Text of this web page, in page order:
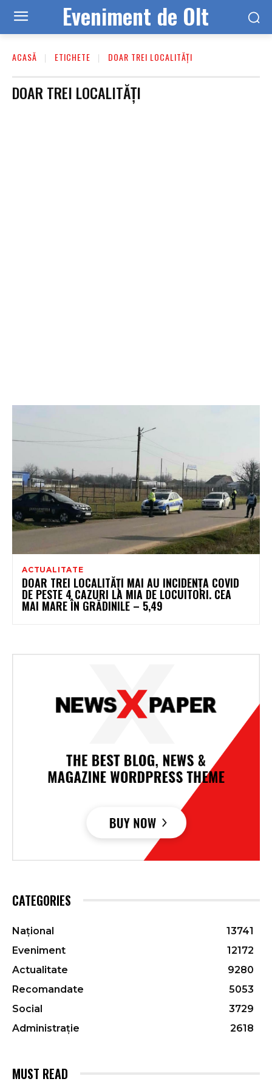
Eveniment de Olt
ACASĂ ETICHETE DOAR TREI LOCALITĂŢI
DOAR TREI LOCALITĂŢI
ACTUALITATE
DOAR TREI LOCALITĂŢI MAI AU INCIDENŢA COVID
DE PESTE 4 CAZURI LA MIA DE LOCUITORI. CEA
MAI MARE ÎN GRĂDINILE – 5,49
CATEGORIES
Național
13741
Eveniment
12172
Actualitate
9280
Recomandate
5053
Social
3729
Administrație
2618
MUST READ